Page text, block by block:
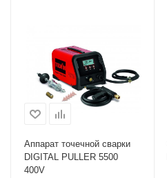
Аппарат точечной сварки
DIGITAL PULLER 5500
400V